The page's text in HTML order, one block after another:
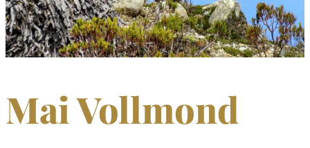
Mai Vollmond